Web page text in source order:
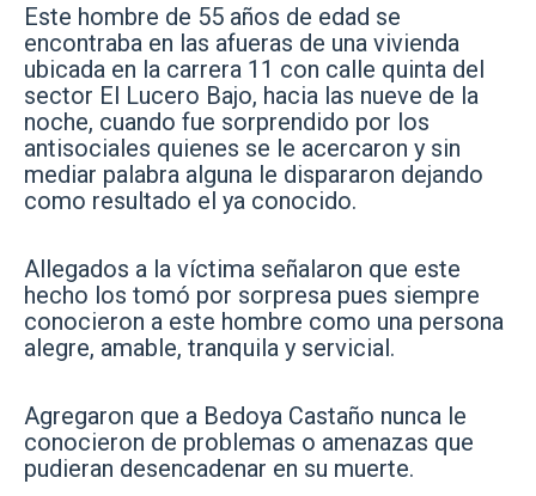
Este hombre de 55 años de edad se
encontraba en las afueras de una vivienda
ubicada en la carrera 11 con calle quinta del
sector El Lucero Bajo, hacia las nueve de la
noche, cuando fue sorprendido por los
antisociales quienes se le acercaron y sin
mediar palabra alguna le dispararon dejando
como resultado el ya conocido.
Allegados a la víctima señalaron que este
hecho los tomó por sorpresa pues siempre
conocieron a este hombre como una persona
alegre, amable, tranquila y servicial.
Agregaron que a Bedoya Castaño nunca le
conocieron de problemas o amenazas que
pudieran desencadenar en su muerte.